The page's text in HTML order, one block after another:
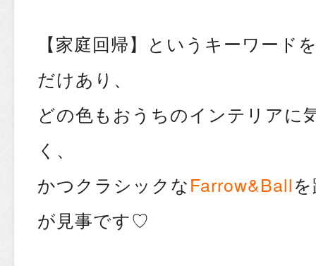
【家庭回帰】というキーワード
だけあり、
どの色もおうちのインテリアに
く、
かつクラシックなFarrow&Ball
が見事です♡